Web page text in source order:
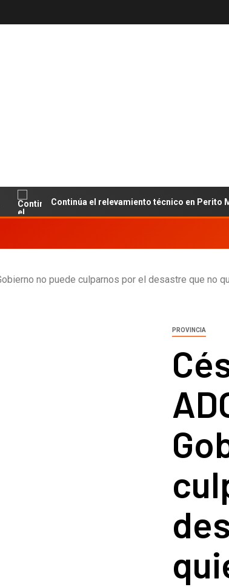
Continúa el relevamiento técnico en Perito Moreno
no puede culparnos por el desastre que no
PROVINCIA